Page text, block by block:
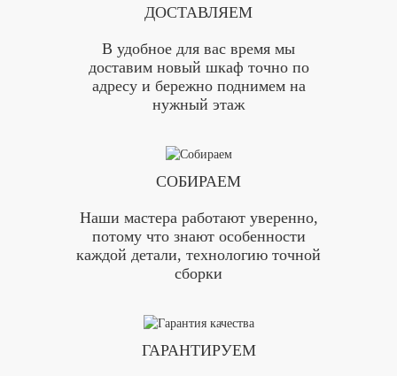
ДОСТАВЛЯЕМ
В удобное для вас время мы
доставим новый шкаф точно по
адресу и бережно поднимем на
нужный этаж
СОБИРАЕМ
Наши мастера работают уверенно,
потому что знают особенности
каждой детали, технологию точной
сборки
ГАРАНТИРУЕМ